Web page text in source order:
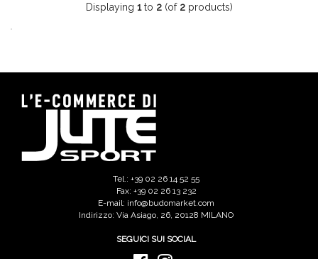
Displaying 1to 2(of 2products)
Tel.: +39 02 26 14 52 55
Fax: +39 02 26 13 232
E-mail: info@budomarket.com
Indirizzo: Via Asiago, 26, 20128 MILANO
SEGUICI SUI SOCIAL